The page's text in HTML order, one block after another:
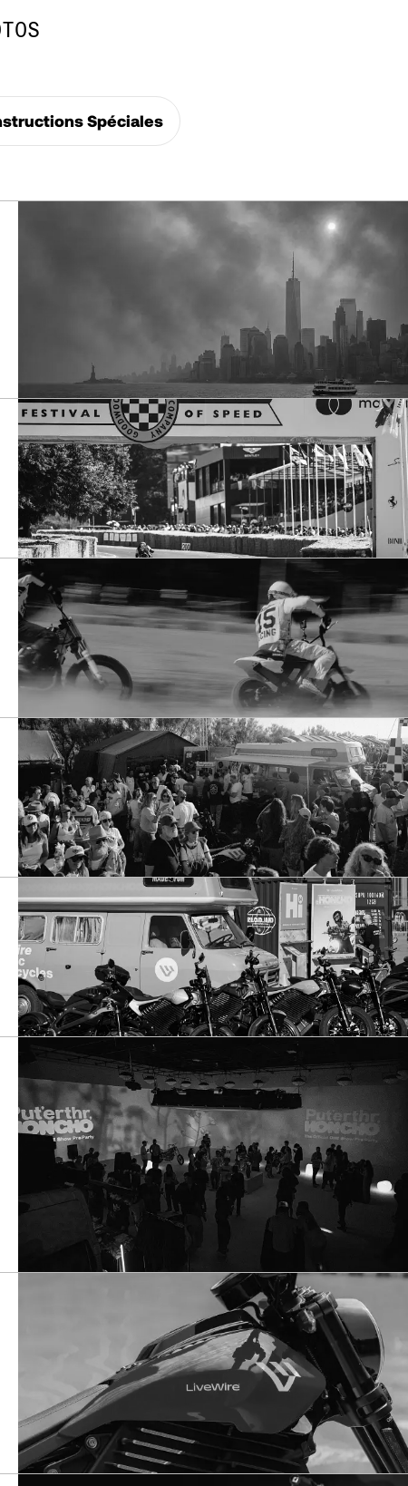
Spéciales